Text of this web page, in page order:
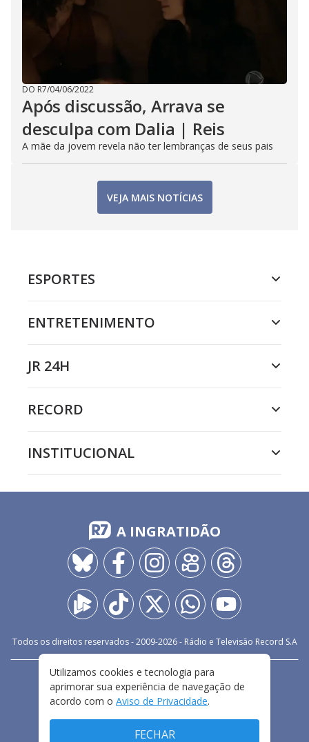
DO R7/04/06/2022
Após discussão, Arrava se
desculpa com Dalia | Reis
A mãe da jovem revela não ter lembranças de seus pais
VEJA MAIS NOTÍCIAS
ESPORTES
ENTRETENIMENTO
JR 24H
RECORD
INSTITUCIONAL
A INGRATIDÃO
Todos os direitos reservados - 2009-2026- Rádio e Televisão Record S.A
FALE CONOSCO
PRIVACIDADE
TERMOS E CONDIÇÕES DE USO
Utilizamos cookies e tecnologia para
aprimorar sua experiência de navegação de
acordo com o Aviso de Privacidade.
FECHAR